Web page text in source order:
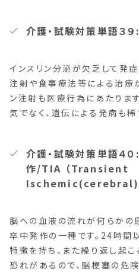
介護・試験対策単語３
インスリン分泌が欠乏して発
注射や食事療法等による治療
ン注射も医療行為にあたりま
気でなく、遺伝による発病も稀
介護・試験対策単語４
作/TIA （Transient
脳への血液の流れが何らかの
卒中発作の一種です。24時間
特徴を持ち、また繰り返し起
恐れがあるので、脳梗塞の危